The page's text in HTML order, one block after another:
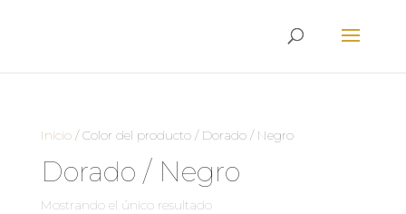
Inicio/Color del producto/ Dorado / Negro
Dorado / Negro
Mostrando el único resultado